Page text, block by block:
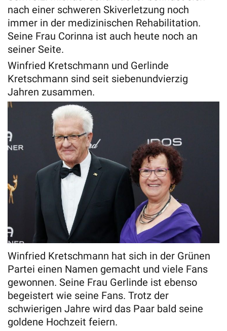
nach einer schweren Skiverletzung noch
immer in der medizinischen Rehabilitation.
Seine Frau Corinna ist auch heute noch an
seiner Seite.
Winfried Kretschmann und Gerlinde
Kretschmann sind seit siebenundvierzig
Jahren zusammen.
Winfried Kretschmann hat sich in der Grünen
Partei einen Namen gemacht und viele Fans
gewonnen. Seine Frau Gerlinde ist ebenso
begeistert wie seine Fans. Trotz der
schwierigen Jahre wird das Paar bald seine
goldene Hochzeit feiern.